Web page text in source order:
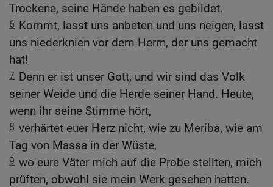
Trockene, seine Hände haben es gebildet.
6 Kommt, lasst uns anbeten und uns neigen, lasst
uns niederknien vor dem Herrn, der uns gemacht
hat!
7 Denn er ist unser Gott, und wir sind das Volk
seiner Weide und die Herde seiner Hand. Heute,
wenn ihr seine Stimme hört,
8 verhärtet euer Herz nicht, wie zu Meriba, wie am
Tag von Massa in der Wüste,
9 wo eure Väter mich auf die Probe stellten, mich
prüften, obwohl sie mein Werk gesehen hatten.